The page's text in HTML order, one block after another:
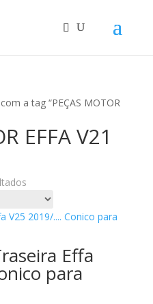
a tag “PEÇAS MOTOR
EFFA V21
Effa
para